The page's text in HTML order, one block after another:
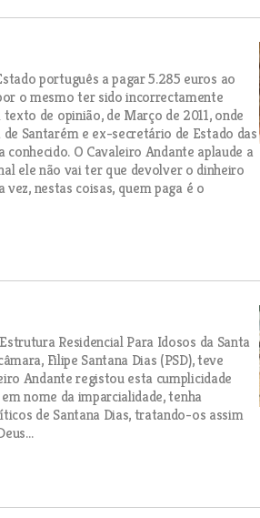
português a pagar 5.285 euros ao
o mesmo ter sido incorrectamente
de opinião, de Março de 2011, onde
Santarém e ex-secretário de Estado das
O Cavaleiro Andante aplaude a
ele não vai ter que devolver o dinheiro
nestas coisas, quem paga é o
Residencial Para Idosos da Santa
Filipe Santana Dias (PSD), teve
Andante registou esta cumplicidade
nome da imparcialidade, tenha
de Santana Dias, tratando-os assim